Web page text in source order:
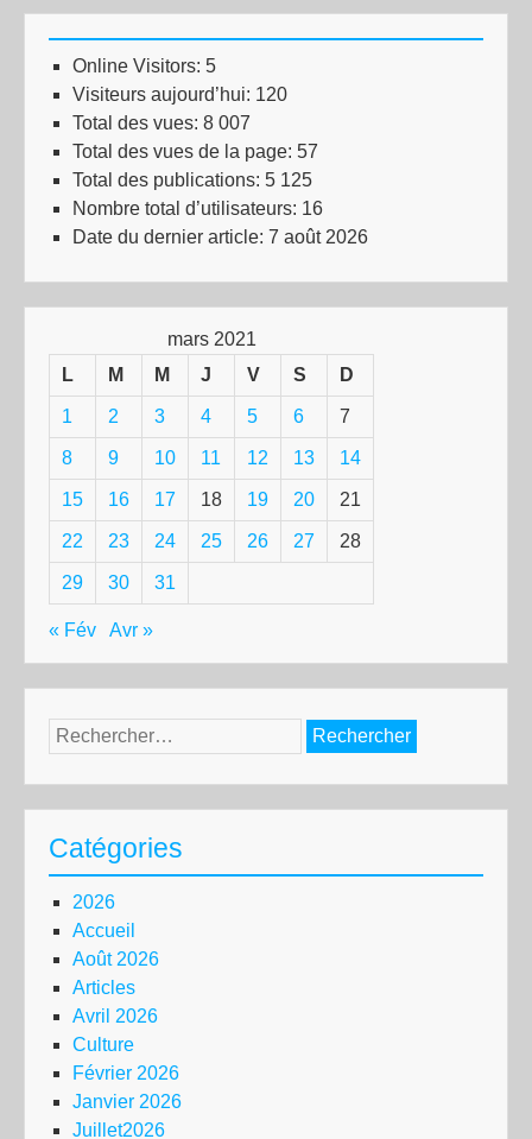
Online Visitors: 5
Visiteurs aujourd’hui: 120
Total des vues: 8 007
Total des vues de la page: 57
Total des publications: 5 125
Nombre total d’utilisateurs: 16
Date du dernier article: 7 août 2026
mars 2021
L
M M J V S D
1 2 3 4 5 6 7
8 9 10 11 12 13 14
15 16 17 18 19 20 21
22 23 24 25 26 27 28
29 30 31
« Fév Avr »
Rechercher :
Catégories
2026
Accueil
Août 2026
Articles
Avril 2026
Culture
Février 2026
Janvier 2026
Juillet2026